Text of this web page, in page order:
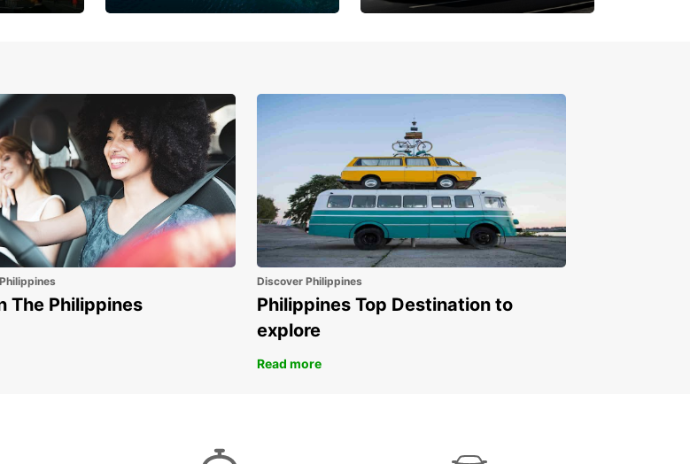
The Philippines
Discover Philippines
Philippines Top Destination to
explore
Read more